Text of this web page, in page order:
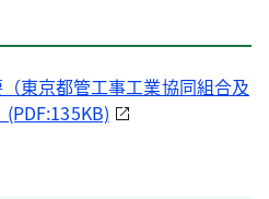
東京都管工事工業協同組合及